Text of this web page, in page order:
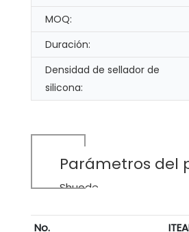
MOQ:
Duración:
Densidad de sellador de
silicona:
Parámetros del
Shuode
No.